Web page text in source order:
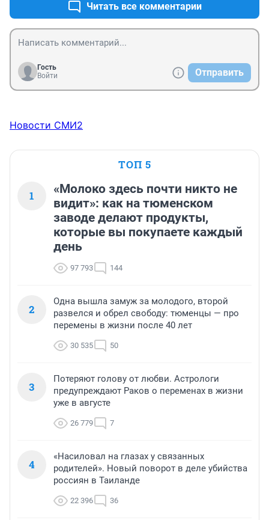
Читать все комментарии
Гость
Войти
Отправить
Новости СМИ2
ТОП 5
1
«Молоко здесь почти никто не
видит»: как на тюменском
заводе делают продукты,
которые вы покупаете каждый
день
97 793 144
2
Одна вышла замуж за молодого, второй
развелся и обрел свободу: тюменцы — про
перемены в жизни после 40 лет
30 535 50
3
Потеряют голову от любви. Астрологи
предупреждают Раков о переменах в жизни
уже в августе
26 779 7
4
«Насиловал на глазах у связанных
родителей». Новый поворот в деле убийства
россиян в Таиланде
22 396 36